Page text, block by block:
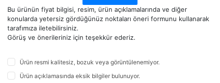
Bu ürünün fiyat bilgisi, resim, ürün açıklamalarında ve diğer
konularda yetersiz gördüğünüz noktaları öneri formunu kullanarak
tarafımıza iletebilirsiniz.
Görüş ve önerileriniz için teşekkür ederiz.
Ürün resmi kalitesiz, bozuk veya görüntülenemiyor.
Ürün açıklamasında eksik bilgiler bulunuyor.